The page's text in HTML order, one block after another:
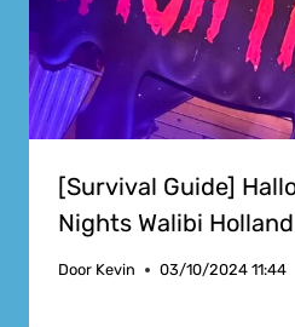
[Survival Guide]
Nights Walibi Holland
Door Kevin 03/10/2024 11:44